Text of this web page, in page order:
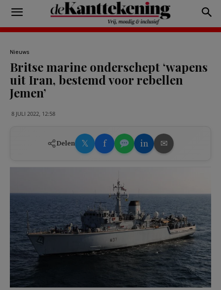
Nieuws
Britse marine onderschept ‘wapens
uit Iran, bestemd voor rebellen
Jemen’
8 JULI 2022, 12:58
Delen 𝕏 f in ✉